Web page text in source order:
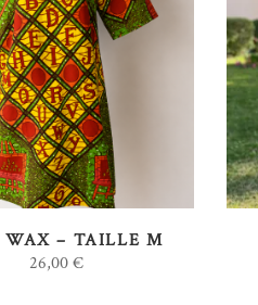
AU PANIER
WAX – TAILLE M
26,00€